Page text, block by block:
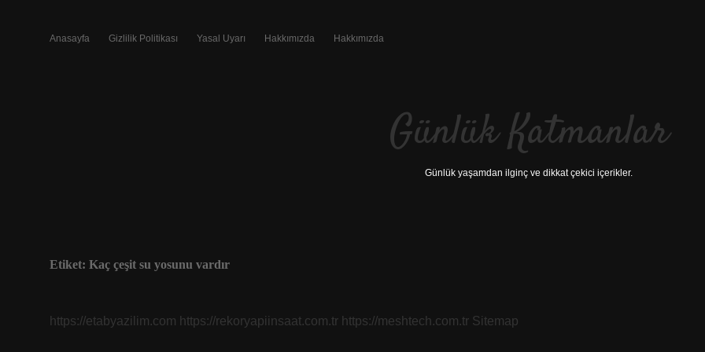
Anasayfa Gizlilik Politikası Yasal Uyarı Hakkımızda Hakkımızda
Günlük Katmanlar
Günlük yaşamdan ilginç ve dikkat çekici içerikler.
Etiket: Kaç çeşit su yosunu vardır
https://etabyazilim.com https://rekoryapiinsaat.com.tr https://meshtech.com.tr Sitemap